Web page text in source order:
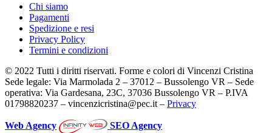
Chi siamo
Pagamenti
Spedizione e resi
Privacy Policy
Termini e condizioni
© 2022 Tutti i diritti riservati. Forme e colori di Vincenzi Cristina
Sede legale: Via Marmolada 2 – 37012 – Bussolengo VR – Sede
operativa: Via Gardesana, 23C, 37036 Bussolengo VR – P.IVA
01798820237 – vincenzicristina@pec.it – Privacy
Web Agency
SEO Agency